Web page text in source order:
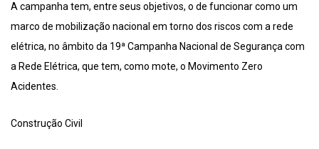
A campanha tem, entre seus objetivos, o de funcionar como um
marco de mobilização nacional em torno dos riscos com a rede
elétrica, no âmbito da 19ª Campanha Nacional de Segurança com
a Rede Elétrica, que tem, como mote, o Movimento Zero
Acidentes.
Construção Civil